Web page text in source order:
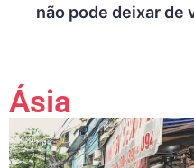
não pode deixar de
Ásia